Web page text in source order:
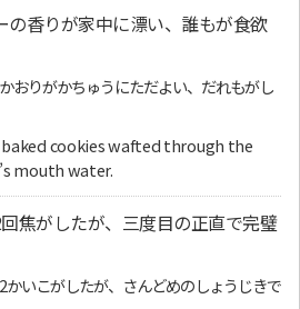
の香りが家中に漂い、誰もが食欲
おりがかちゅうにただよい、だれもがし
cookies wafted through the
mouth water.
焦がしたが、三度目の正直で完璧
かいこがしたが、さんどめのしょうじきで